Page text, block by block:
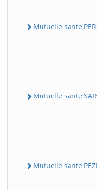
Mutuelle sante
Mutuelle sante
Mutuelle sante